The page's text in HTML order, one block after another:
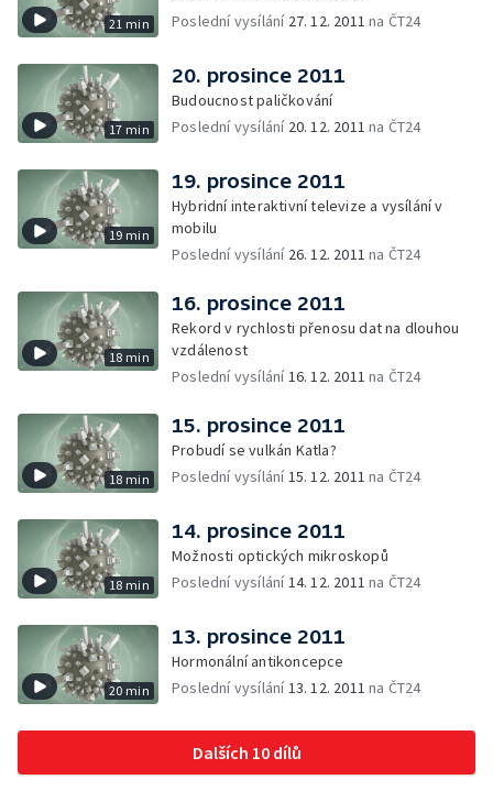
21 min
Poslední vysílání 27. 12. 2011 na ČT24
17 min
20. prosince 2011
Budoucnost paličkování
Poslední vysílání 20. 12. 2011 na ČT24
19 min
19. prosince 2011
Hybridní interaktivní televize a vysílání v
mobilu
Poslední vysílání 26. 12. 2011 na ČT24
18 min
16. prosince 2011
Rekord v rychlosti přenosu dat na dlouhou
vzdálenost
Poslední vysílání16. 12. 2011 na ČT24
18 min
15. prosince 2011
Probudí se vulkán Katla?
Poslední vysílání15. 12. 2011 na ČT24
18 min
14. prosince 2011
Možnosti optických mikroskopů
Poslední vysílání14. 12. 2011 na ČT24
20 min
13. prosince 2011
Hormonální antikoncepce
Poslední vysílání13. 12. 2011 na ČT24
Dalších 10 dílů